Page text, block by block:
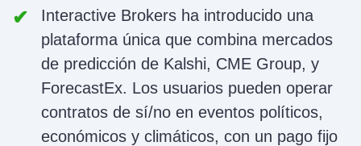
Interactive Brokers ha introducido una
plataforma única que combina mercados
de predicción de Kalshi, CME Group, y
ForecastEx. Los usuarios pueden operar
contratos de sí/no en eventos políticos,
económicos y climáticos, con un pago fijo